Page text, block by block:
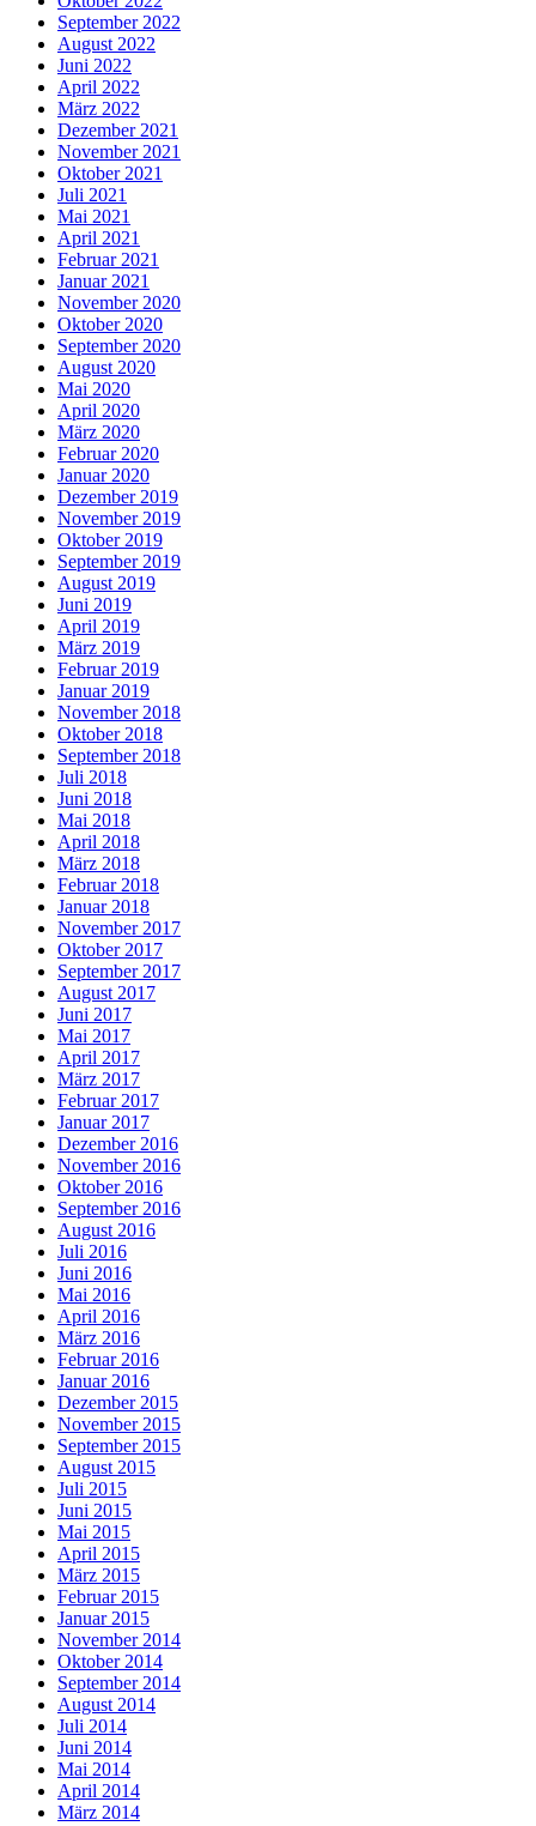
September 2022
August 2022
Juni 2022
April 2022
März 2022
Dezember 2021
November 2021
Oktober 2021
Juli 2021
Mai 2021
April 2021
Februar 2021
Januar 2021
November 2020
Oktober 2020
September 2020
August 2020
Mai 2020
April 2020
März 2020
Februar 2020
Januar 2020
Dezember 2019
November 2019
Oktober 2019
September 2019
August 2019
Juni 2019
April 2019
März 2019
Februar 2019
Januar 2019
November 2018
Oktober 2018
September 2018
Juli 2018
Juni 2018
Mai 2018
April 2018
März 2018
Februar 2018
Januar 2018
November 2017
Oktober 2017
September 2017
August 2017
Juni 2017
Mai 2017
April 2017
März 2017
Februar 2017
Januar 2017
Dezember 2016
November 2016
Oktober 2016
September 2016
August 2016
Juli 2016
Juni 2016
Mai 2016
April 2016
März 2016
Februar 2016
Januar 2016
Dezember 2015
November 2015
September 2015
August 2015
Juli 2015
Juni 2015
Mai 2015
April 2015
März 2015
Februar 2015
Januar 2015
November 2014
Oktober 2014
September 2014
August 2014
Juli 2014
Juni 2014
Mai 2014
April 2014
März 2014